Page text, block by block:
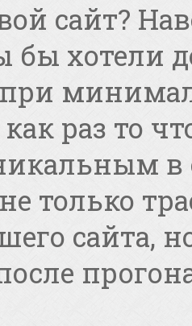
сайт?
хотели
при
раз то
в
только
сайта,